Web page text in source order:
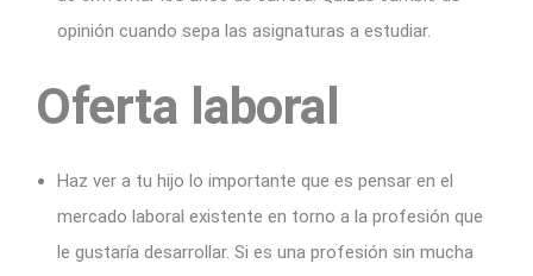
opinión cuando sepa las asignaturas a estudiar.
Oferta laboral
Haz ver a tu hijo lo importante que es pensar en el
mercado laboral existente en torno a la profesión que
le gustaría desarrollar. Si es una profesión sin mucha